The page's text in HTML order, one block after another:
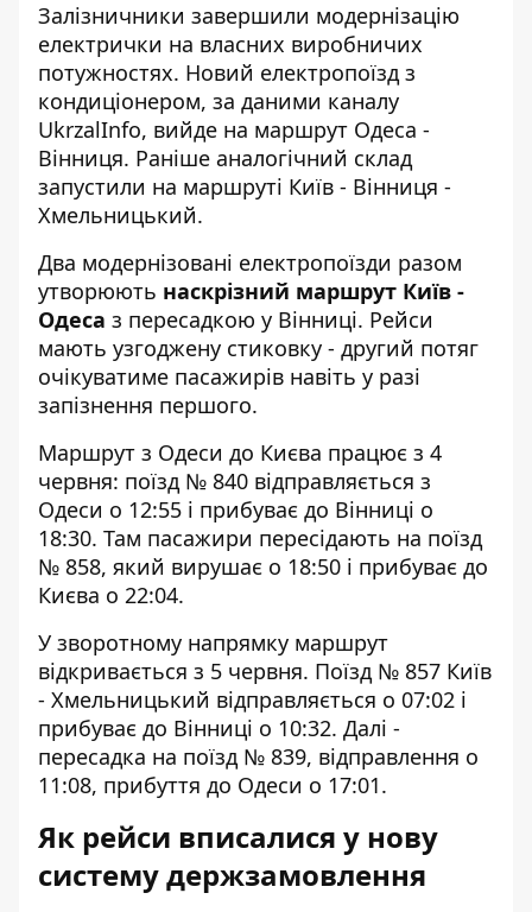
Залізничники завершили модернізацію
електрички на власних виробничих
потужностях. Новий електропоїзд з
кондиціонером, за даними каналу
UkrzalInfo, вийде на маршрут Одеса -
Вінниця. Раніше аналогічний склад
запустили на маршруті Київ - Вінниця -
Хмельницький.
Два модернізовані електропоїзди разом
утворюють наскрізний маршрут Київ -
Одеса з пересадкою у Вінниці. Рейси
мають узгоджену стиковку - другий потяг
очікуватиме пасажирів навіть у разі
запізнення першого.
Маршрут з Одеси до Києва працює з 4
червня: поїзд № 840 відправляється з
Одеси о 12:55 і прибуває до Вінниці о
18:30. Там пасажири пересідають на поїзд
№ 858, який вирушає о 18:50 і прибуває до
Києва о 22:04.
У зворотному напрямку маршрут
відкривається з 5 червня. Поїзд № 857 Київ
- Хмельницький відправляється о 07:02 і
прибуває до Вінниці о 10:32. Далі -
пересадка на поїзд № 839, відправлення о
11:08, прибуття до Одеси о 17:01.
Як рейси вписалися у нову
систему держзамовлення